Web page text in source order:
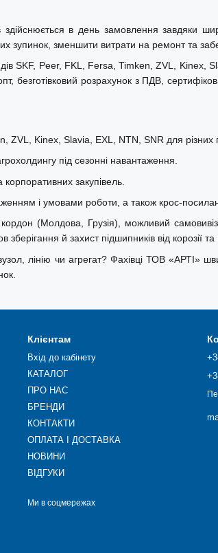
здійснюється в день замовлення завдяки
зупинок, зменшити витрати на ремонт та
SKF, Peer, FKL, Fersa, Timken, ZVL, Kinex,
безготівковий розрахунок з ПДВ,
Kinex, Slavia, EXL, NTN, SNR для різних
під сезонні навантаження.
закупівель.
і умовами роботи, а також крос-
(Молдова, Грузія), можливий самовивіз
й захист підшипників від корозії
лінію чи агрегат? Фахівці ТОВ «АРТІ»
Клієнтам
Вхід до кабінету
КАТАЛОГ
ПРО НАС
БРЕНДИ
КОНТАКТИ
ОПЛАТА І ДОСТАВКА
НОВИНИ
ВІДГУКИ
Ми в соцмережах